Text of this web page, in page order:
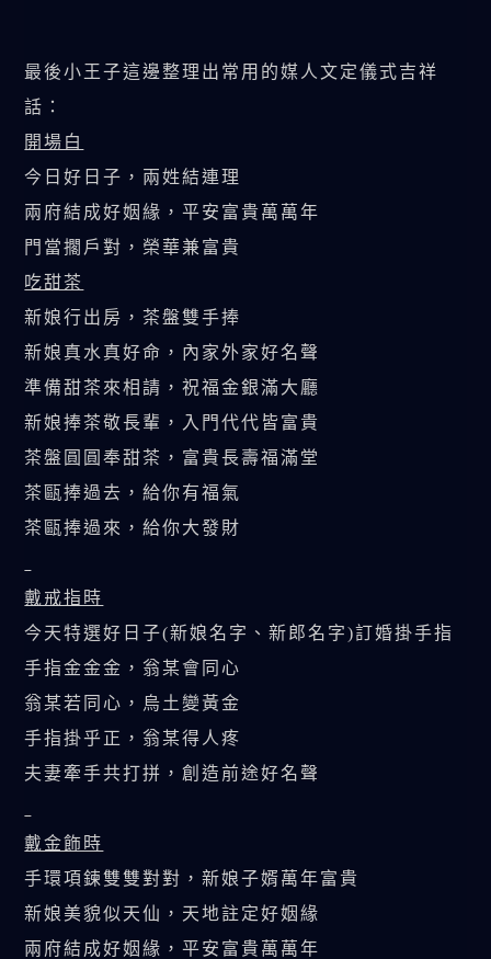
最後小王子這邊整理出常用的媒人文定儀式吉祥
話：
開場白
今日好日子，兩姓結連理
兩府結成好姻緣，平安富貴萬萬年
門當擱戶對，榮華兼富貴
吃甜茶
新娘行出房，茶盤雙手捧
新娘真水真好命，內家外家好名聲
準備甜茶來相請，祝福金銀滿大廳
新娘捧茶敬長輩，入門代代皆富貴
茶盤圓圓奉甜茶，富貴長壽福滿堂
茶甌捧過去，給你有福氣
茶甌捧過來，給你大發財
戴戒指時
今天特選好日子(新娘名字、新郎名字)訂婚掛手指
手指金金金，翁某會同心
翁某若同心，烏土變黃金
手指掛乎正，翁某得人疼
夫妻牽手共打拼，創造前途好名聲
戴金飾時
手環項鍊雙雙對對，新娘子婿萬年富貴
新娘美貌似天仙，天地註定好姻緣
兩府結成好姻緣，平安富貴萬萬年